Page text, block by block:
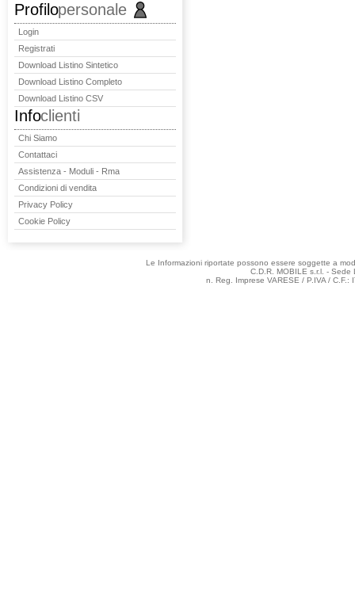
Profilopersonale
Login
Registrati
Download Listino Sintetico
Download Listino Completo
Download Listino CSV
Infoclienti
Chi Siamo
Contattaci
Assistenza - Moduli - Rma
Condizioni di vendita
Privacy Policy
Cookie Policy
Le Informazioni riportate possono essere soggette a
C.D.R. MOBILE s.r.l. -
n. Reg. Imprese VARESE / P.IVA /